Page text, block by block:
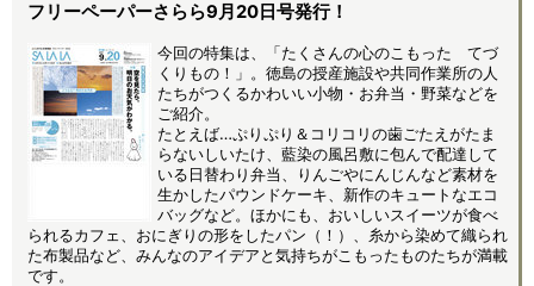
フリーペーパーさらら9月20日号発行！
今回の特集は、「たくさんの心のこもった てづ
くりもの！」。徳島の授産施設や共同作業所の人
たちがつくるかわいい小物・お弁当・野菜などを
ご紹介。
たとえば…ぷりぷり＆コリコリの歯ごたえがたま
らないしいたけ、藍染の風呂敷に包んで配達して
いる日替わり弁当、りんごやにんじんなど素材を
生かしたパウンドケーキ、新作のキュートなエコ
バッグなど。ほかにも、おいしいスイーツが食べ
られるカフェ、おにぎりの形をしたパン（！）、糸から染めて織られ
た布製品など、みんなのアイデアと気持ちがこもったものたちが満載
です。